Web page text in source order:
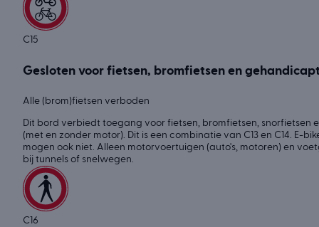
C15
Gesloten voor fietsen, bromfietsen en
Alle (brom)fietsen verboden
Dit bord verbiedt toegang voor fietsen, bromfietsen, snorfietsen
(met en zonder motor). Dit is een combinatie van C13 en C14. E-
mogen ook niet. Alleen motorvoertuigen (auto's, motoren) en
bij tunnels of snelwegen.
C16